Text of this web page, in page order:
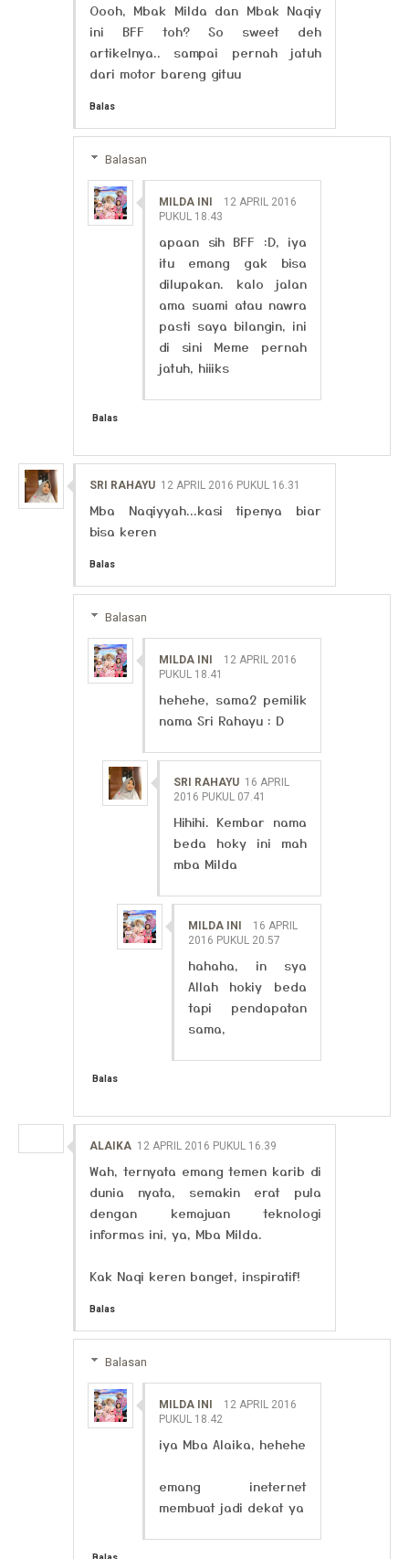
Oooh, Mbak Milda dan Mbak Naqiy
ini BFF toh? So sweet deh
artikelnya.. sampai pernah jatuh
dari motor bareng gituu
Balas
Balasan
MILDA INI
12 APRIL 2016
PUKUL 18.43
apaan sih BFF :D, iya
itu emang gak bisa
dilupakan. kalo jalan
ama suami atau nawra
pasti saya bilangin, ini
di sini Meme pernah
jatuh, hiiiks
Balas
SRI RAHAYU 12 APRIL 2016 PUKUL 16.31
Mba Naqiyyah...kasi tipenya biar
bisa keren
Balas
Balasan
MILDA INI
12 APRIL 2016
PUKUL 18.41
hehehe, sama2 pemilik
nama Sri Rahayu : D
SRI RAHAYU 16 APRIL
2016 PUKUL 07.41
Hihihi. Kembar nama
beda hoky ini mah
mba Milda
MILDA INI
16 APRIL
2016 PUKUL 20.57
hahaha, in sya
Allah hokiy beda
tapi pendapatan
sama,
Balas
ALAIKA 12 APRIL 2016 PUKUL 16.39
Wah, ternyata emang temen karib di
dunia nyata, semakin erat pula
dengan kemajuan teknologi
informas ini, ya, Mba Milda.
Kak Naqi keren banget, inspiratif!
Balas
Balasan
MILDA INI
12 APRIL 2016
PUKUL 18.42
iya Mba Alaika, hehehe
emang ineternet
membuat jadi dekat ya